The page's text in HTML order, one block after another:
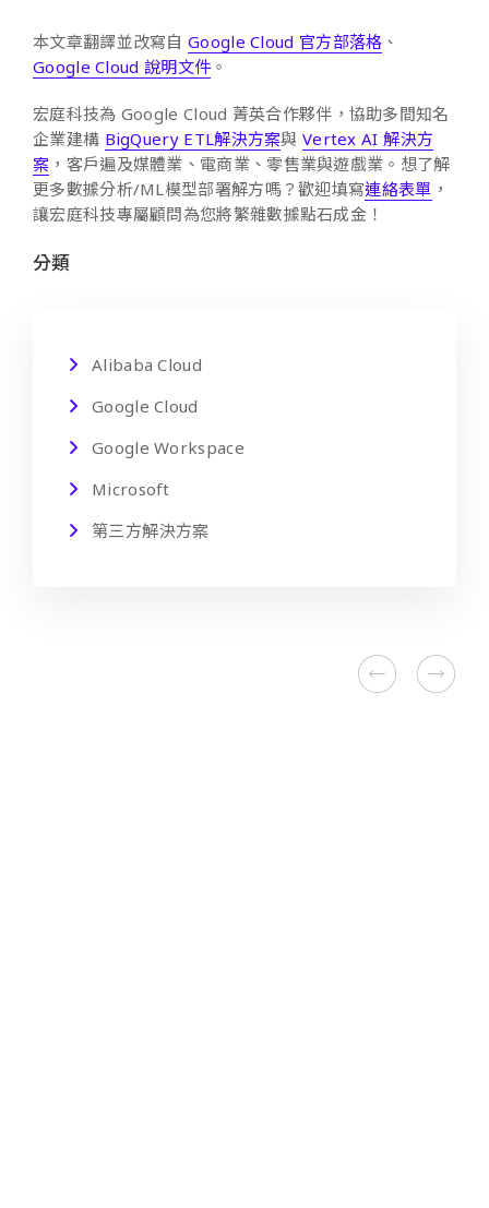
本文章翻譯並改寫自 Google Cloud 官方部落格 、
Google Cloud 說明文件。
宏庭科技為 Google Cloud 菁英合作夥伴，協助多間知名
企業建構 BigQuery ETL解決方案與 Vertex AI 解決方
案 ，客戶遍及媒體業、電商業、零售業與遊戲業。想了解
更多數據分析/ML模型部署解方嗎？歡迎填寫連絡表單 ，
讓宏庭科技專屬顧問為您將繁雜數據點石成金！
分類
Alibaba Cloud
Google Cloud
Google Workspace
Microsoft
第三方解決方案